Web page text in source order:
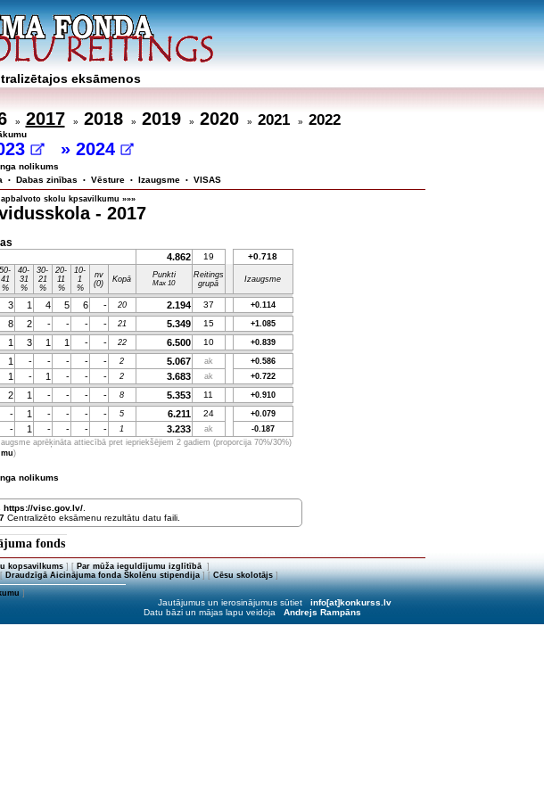
eksāmenos
» 2017 » 2018» 2019» 2020» 2021» 2022
» 2024
nolikums
• Dabas zinības • Vēsture • Izaugsme • VISAS
apbalvoto skolu kpsavilkumu »»»
- 2017
4.862 19 +0.718
50-
41
%
40-
31
%
30-
21
%
20-
11
%
10-
1
%
nv
(0)
Kopā Punkti
Max 10
Reitings
grupā
Izaugsme
3 1 4 5 6 - 20 2.194 37 +0.114
8 2 - - - - 21 5.349 15 +1.085
1 3 1 1 - - 22 6.500 10 +0.839
1 - - - - - 2 5.067 ak +0.586
1 - 1 - - - 2 3.683 ak +0.722
2 1 - - - - 8 5.353 11 +0.910
- 1 - - - - 5 6.211 24 +0.079
- 1 - - - - 1 3.233 ak
-0.187
aprēķināta attiecībā pret iepriekšējiem 2 gadiem (proporcija 70%/30%)
)
nolikums
https://visc.gov.lv/
Centralizēto eksāmenu rezultātu datu faili.
fonds
kopsavilkums] [ Par mūža ieguldījumu izglītībā ]
Draudzīgā Aicinājuma fonda Skolēnu stipendija] [Cēsu skolotājs]
]
Jautājumus un ierosinājumus sūtiet info[at]konkurss.lv
Datu bāzi un mājas lapu veidoja Andrejs Rampāns